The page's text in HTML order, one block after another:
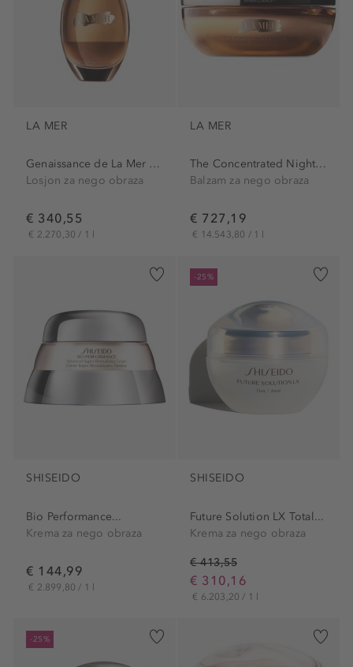
LA MER
Genaissance de La Mer The...
Losjon za nego obraza
€ 340,55
€ 2.270,30 / 1 l
LA MER
The Concentrated Night Balm
Balzam za nego obraza
€ 727,19
€ 14.543,80 / 1 l
SHISEIDO
Bio Performance...
Krema za nego obraza
€ 144,99
€ 2.899,80 / 1 l
-25%
SHISEIDO
Future Solution LX Total...
Krema za nego obraza
€ 413,55
€ 310,16
€ 6.203,20 / 1 l
-25%